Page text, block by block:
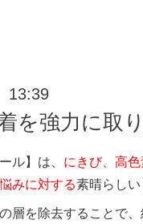
13:39
を強力に取
ル】は、 にきび、高
みに対する素晴らしい
層を除去することで